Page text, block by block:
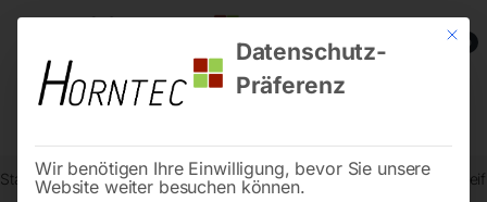
0
Start Metallbearbeitung Schleif- und Poliermaschinen
Mit
Datenschutz-
Präferenz
Wir benötigen Ihre Einwilligung, bevor Sie unsere
Website weiter besuchen können.